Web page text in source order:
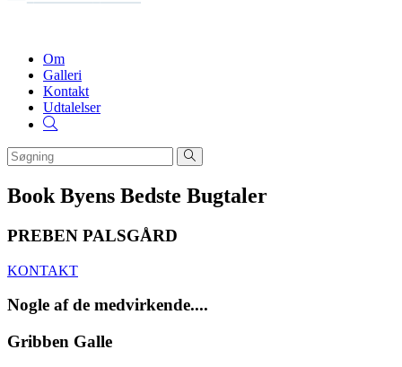
Om
Galleri
Kontakt
Udtalelser
Book Byens Bedste Bugtaler
PREBEN PALSGÅRD
KONTAKT
Nogle af de medvirkende....
Gribben Galle